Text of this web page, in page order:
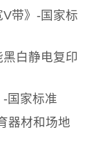
带》-国家标
白静电复印
国家标准
器材和场地